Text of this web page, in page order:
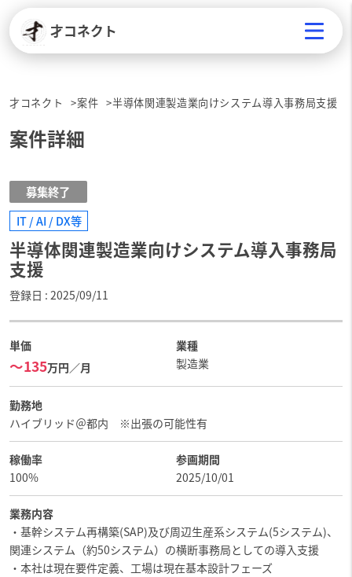
才コネクト
才コネクト 案件 半導体関連製造業向けシステム導入事務局支援
案件詳細
募集終了
IT / AI / DX等
半導体関連製造業向けシステム導入事務局
支援
登録日 2025/09/11
単価
〜135万円／月
業種
製造業
勤務地
ハイブリッド＠都内 ※出張の可能性有
稼働率
100%
参画期間
2025/10/01
業務内容
・基幹システム再構築(SAP)及び周辺生産系システム(5システム)、
関連システム（約50システム）の横断事務局としての導入支援
・本社は現在要件定義、工場は現在基本設計フェーズ